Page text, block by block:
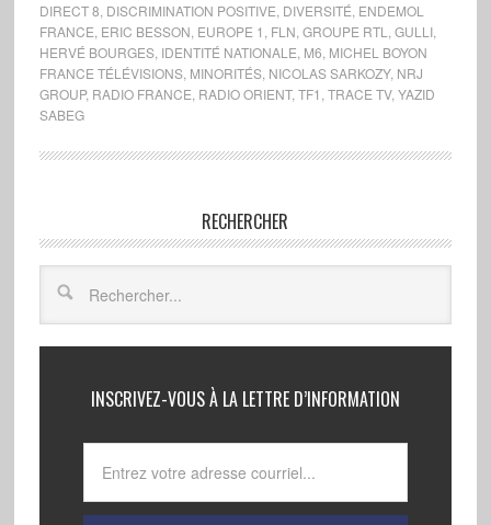
DIRECT 8 DISCRIMINATION POSITIVE DIVERSITÉ ENDEMOL
FRANCE ERIC BESSON EUROPE 1 FLN GROUPE RTL GULLI,
HERVÉ BOURGES, IDENTITÉ NATIONALE M6 MICHEL BOYON
FRANCE TÉLÉVISIONS, MINORITÉS, NICOLAS SARKOZY, NRJ
GROUP, RADIO FRANCE RADIO ORIENT, TF1 TRACE TV, YAZID
SABEG
RECHERCHER
INSCRIVEZ-VOUS À LA LETTRE D’INFORMATION